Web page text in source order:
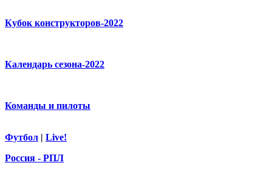
Кубок конструкторов-2022
Календарь сезона-2022
Команды и пилоты
Футбол | Live!
Россия - РПЛ